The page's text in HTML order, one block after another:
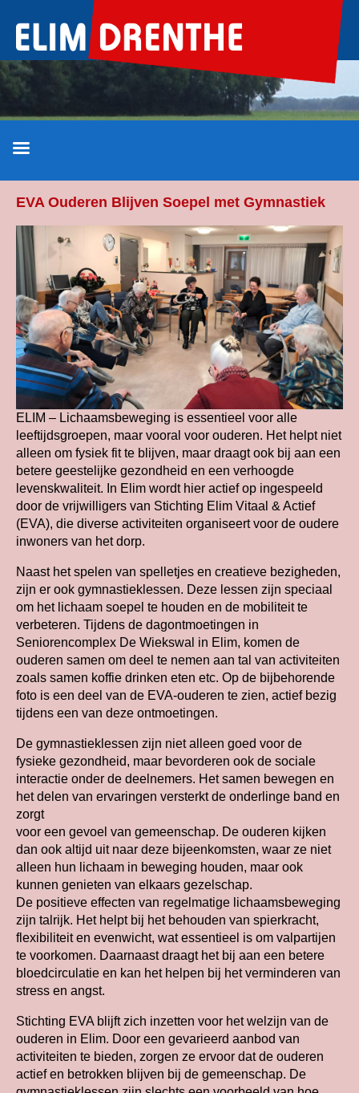
naar
inhoud
EVA Ouderen Blijven Soepel met Gymnastiek
ELIM – Lichaamsbeweging is essentieel voor alle
leeftijdsgroepen, maar vooral voor ouderen. Het helpt niet
alleen om fysiek fit te blijven, maar draagt ook bij aan een
betere geestelijke gezondheid en een verhoogde
levenskwaliteit. In Elim wordt hier actief op ingespeeld
door de vrijwilligers van Stichting Elim Vitaal & Actief
(EVA), die diverse activiteiten organiseert voor de oudere
inwoners van het dorp.
Naast het spelen van spelletjes en creatieve bezigheden,
zijn er ook gymnastieklessen. Deze lessen zijn speciaal
om het lichaam soepel te houden en de mobiliteit te
verbeteren. Tijdens de dagontmoetingen in
Seniorencomplex De Wiekswal in Elim, komen de
ouderen samen om deel te nemen aan tal van activiteiten
zoals samen koffie drinken eten etc. Op de bijbehorende
foto is een deel van de EVA-ouderen te zien, actief bezig
tijdens een van deze ontmoetingen.
De gymnastieklessen zijn niet alleen goed voor de
fysieke gezondheid, maar bevorderen ook de sociale
interactie onder de deelnemers. Het samen bewegen en
het delen van ervaringen versterkt de onderlinge band en
zorgt
voor een gevoel van gemeenschap. De ouderen kijken
dan ook altijd uit naar deze bijeenkomsten, waar ze niet
alleen hun lichaam in beweging houden, maar ook
kunnen genieten van elkaars gezelschap.
De positieve effecten van regelmatige lichaamsbeweging
zijn talrijk. Het helpt bij het behouden van spierkracht,
flexibiliteit en evenwicht, wat essentieel is om valpartijen
te voorkomen. Daarnaast draagt het bij aan een betere
bloedcirculatie en kan het helpen bij het verminderen van
stress en angst.
Stichting EVA blijft zich inzetten voor het welzijn van de
ouderen in Elim. Door een gevarieerd aanbod van
activiteiten te bieden, zorgen ze ervoor dat de ouderen
actief en betrokken blijven bij de gemeenschap. De